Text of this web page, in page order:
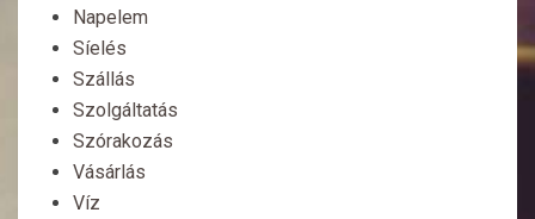
Napelem
Síelés
Szállás
Szolgáltatás
Szórakozás
Vásárlás
Víz